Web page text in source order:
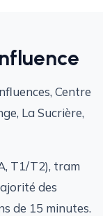
Centre
La Sucrière,
T1/T2), tram
des
de 15 minutes.